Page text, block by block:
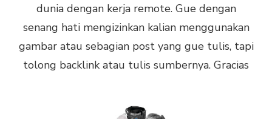
dunia dengan kerja remote. Gue dengan
senang hati mengizinkan kalian menggunakan
gambar atau sebagian post yang gue tulis, tapi
tolong backlink atau tulis sumbernya. Gracias